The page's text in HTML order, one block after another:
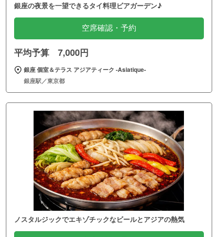
銀座の夜景を一望できるタイ料理ビアガーデン♪
空席確認・予約
平均予算 7,000円
銀座 個室＆テラス アジアティーク ‐Asiatique‐
銀座駅／東京都
ノスタルジックでエキゾチックなビールとアジアの熱気